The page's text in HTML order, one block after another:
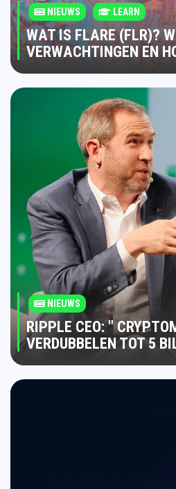
NIEUWS LEARN
WAT IS FLARE (FLR)?
VERWACHTINGEN EN
NIEUWS
RIPPLE CEO: "
VERDUBBELEN TOT 5